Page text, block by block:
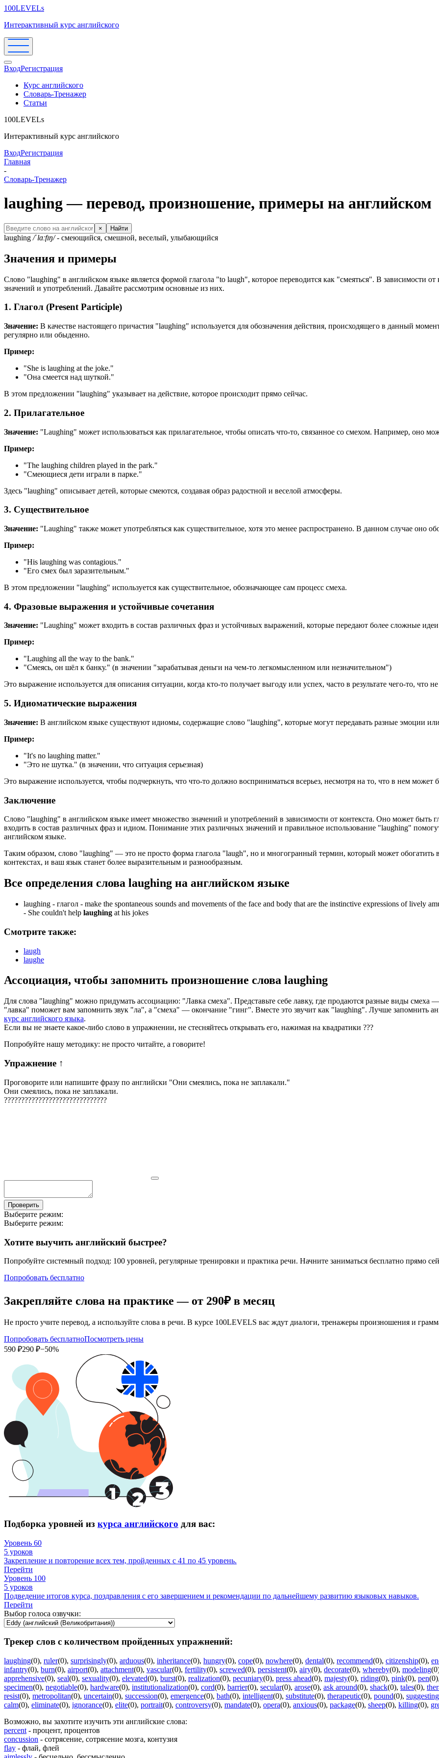
100LEVELs
Интерактивный курс английского
ВходРегистрация
Курс английского
Словарь-Тренажер
Статьи
100LEVELs
Интерактивный курс английского
ВходРегистрация
Главная
-
Словарь-Тренажер
laughing — перевод, произношение, примеры на английском
× Найти
laughing /ˈlɑːfɪŋ/- смеющийся, смешной, веселый, улыбающийся
Значения и примеры
Слово "laughing" в английском языке является формой глагола "to laugh", которое переводится как "смеяться". В зависимости
значений и употреблений. Давайте рассмотрим основные из них.
1. Глагол (Present Participle)
Значение: В качестве настоящего причастия "laughing" используется для обозначения действия, происходящего в данный
регулярно или обыденно.
Пример:
"She is laughing at the joke."
"Она смеется над шуткой."
В этом предложении "laughing" указывает на действие, которое происходит прямо сейчас.
2. Прилагательное
Значение: "Laughing" может использоваться как прилагательное, чтобы описать что-то, связанное со смехом. Например, оно
Пример:
"The laughing children played in the park."
"Смеющиеся дети играли в парке."
Здесь "laughing" описывает детей, которые смеются, создавая образ радостной и веселой атмосферы.
3. Существительное
Значение: "Laughing" также может употребляться как существительное, хотя это менее распространено. В данном случае оно
Пример:
"His laughing was contagious."
"Его смех был заразительным."
В этом предложении "laughing" используется как существительное, обозначающее сам процесс смеха.
4. Фразовые выражения и устойчивые сочетания
Значение: "Laughing" может входить в состав различных фраз и устойчивых выражений, которые передают более сложные
Пример:
"Laughing all the way to the bank."
"Смеясь, он шёл к банку." (в значении "зарабатывая деньги на чем-то легкомысленном или незначительном")
Это выражение используется для описания ситуации, когда кто-то получает выгоду или успех, часто в результате чего-то, что
5. Идиоматические выражения
Значение: В английском языке существуют идиомы, содержащие слово "laughing", которые могут передавать разные эмоции
Пример:
"It's no laughing matter."
"Это не шутка." (в значении, что ситуация серьезная)
Это выражение используется, чтобы подчеркнуть, что что-то должно восприниматься всерьез, несмотря на то, что в нем может
Заключение
Слово "laughing" в английском языке имеет множество значений и употреблений в зависимости от контекста. Оно может быть
входить в состав различных фраз и идиом. Понимание этих различных значений и правильное использование "laughing"
английском языке.
Таким образом, слово "laughing" — это не просто форма глагола "laugh", но и многогранный термин, который может
контекстах, и ваш язык станет более выразительным и разнообразным.
Все определения слова laughing на английском языке
laughing - глагол - make the spontaneous sounds and movements of the face and body that are the instinctive expressions of lively
- She couldn't help laughing at his jokes
Смотрите также:
laugh
laughe
Ассоциация, чтобы запомнить произношение слова laughing
Для слова "laughing" можно придумать ассоциацию: "Лавка смеха". Представьте себе лавку, где продаются разные виды смеха
"лавка" поможет вам запомнить звук "ла", а "смеха" — окончание "гинг". Вместе это звучит как "laughing". Лучше запомнить
курс английского языка.
Если вы не знаете какое-либо слово в упражнении, не стесняйтесь открывать его, нажимая на квадратики ???
Попробуйте нашу методику: не просто читайте, а говорите!
Упражнение ↑
Проговорите или напишите фразу по английски "Они смеялись, пока не заплакали."
Они смеялись, пока не заплакали.
??????????????????????????????
Проверить
Выберите режим:
Выберите режим:
Хотите выучить английский быстрее?
Попробуйте системный подход: 100 уровней, регулярные тренировки и практика речи. Начните заниматься бесплатно прямо
Попробовать бесплатно
Закрепляйте слова на практике — от 290₽ в месяц
Не просто учите перевод, а используйте слова в речи. В курсе 100LEVELS вас ждут диалоги, тренажеры произношения и
Попробовать бесплатноПосмотреть цены
590 ₽290 ₽−50%
Подборка уровней из курса английского для вас:
Уровень 60
5 уроков
Закрепление и повторение всех тем, пройденных с 41 по 45 уровень.
Перейти
Уровень 100
5 уроков
Подведение итогов курса, поздравления с его завершением и рекомендации по дальнейшему развитию языковых навыков.
Перейти
Выбор голоса озвучки:
Трекер слов с количеством пройденных упражнений:
laughing(0), ruler(0), surprisingly(0), arduous(0), inheritance(0), hungry(0), cope(0), nowhere(0), dental(0), recommend(0), citizenship(0),
infantry(0), burn(0), airport(0), attachment(0), vascular(0), fertility(0), screwed(0), persistent(0), airy(0), decorate(0), whereby(0), modeling
apprehensive(0), seal(0), sexuality(0), elevated(0), burst(0), realization(0), pecuniary(0), press ahead(0), majesty(0), riding(0), pink(0), pen(0)
specimen(0), negotiable(0), hardware(0), institutionalization(0), cord(0), barrier(0), secular(0), arose(0), ask around(0), shack(0), tales(0),
resist(0), metropolitan(0), uncertain(0), succession(0), emergence(0), bath(0), intelligent(0), substitute(0), therapeutic(0), pound(0), suggesting
calm(0), eliminate(0), ignorance(0), elite(0), portrait(0), controversy(0), mandate(0), opera(0), anxious(0), package(0), sheep(0), killing(0),
Возможно, вы захотите изучить эти английские слова:
percent - процент, процентов
concussion - сотрясение, сотрясение мозга, контузия
flay - флай, флей